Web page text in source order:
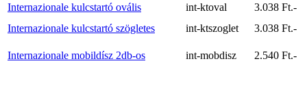
Internazionale kulcstartó ovális
int-ktoval
3.038 Ft.-
Internazionale kulcstartó szögletes
int-ktszoglet 3.038 Ft.-
Internazionale mobildísz 2db-os int-mobdisz 2.540 Ft.-